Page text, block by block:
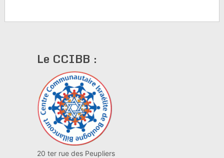
Le CCIBB :
20 ter rue des Peupliers